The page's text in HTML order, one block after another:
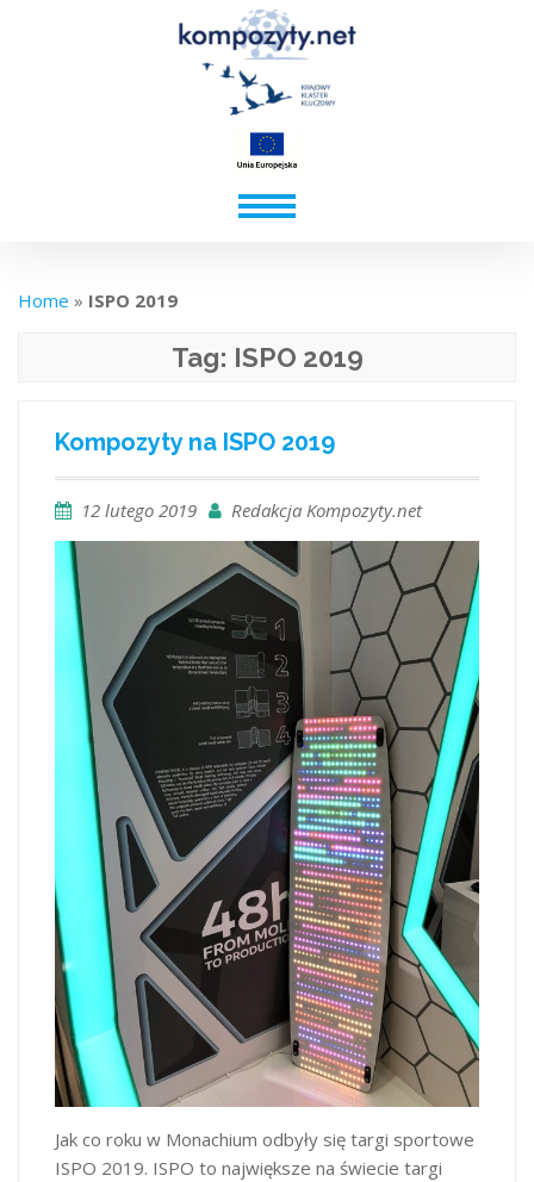
Home » ISPO 2019
Tag: ISPO 2019
Kompozyty na ISPO 2019
12 lutego 2019 Redakcja Kompozyty.net
Jak co roku w Monachium odbyły się targi sportowe
ISPO 2019. ISPO to największe na świecie targi